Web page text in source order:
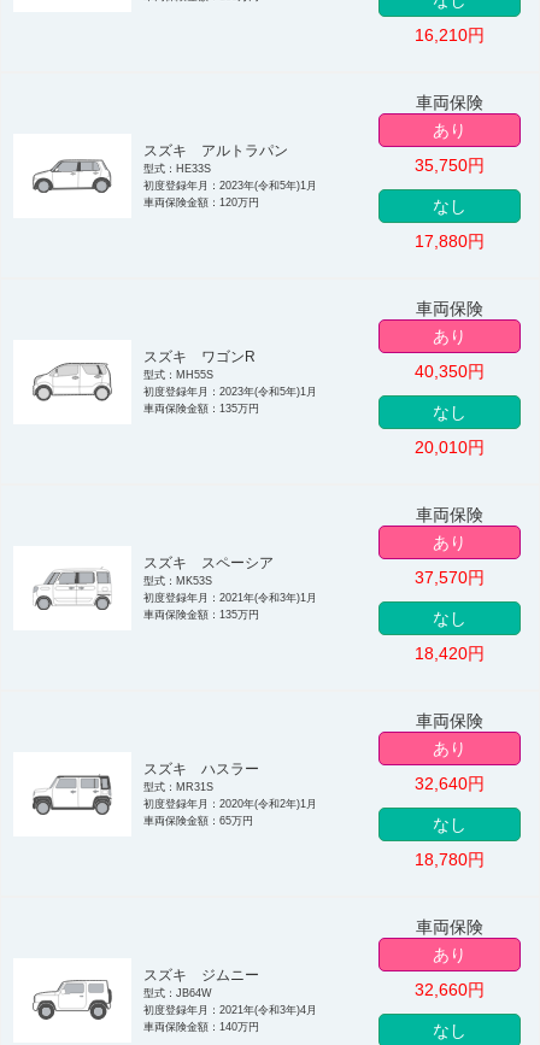
16,210円
スズキ アルトラパン
型式：HE33S
初度登録年月：2023年(令和5年)1月
車両保険金額：120万円
車両保険
あり
35,750円
なし
17,880円
スズキ ワゴンR
型式：MH55S
初度登録年月：2023年(令和5年)1月
車両保険金額：135万円
車両保険
あり
40,350円
なし
20,010円
スズキ スペーシア
型式：MK53S
初度登録年月：2021年(令和3年)1月
車両保険金額：135万円
車両保険
あり
37,570円
なし
18,420円
スズキ ハスラー
型式：MR31S
初度登録年月：2020年(令和2年)1月
車両保険金額：65万円
車両保険
あり
32,640円
なし
18,780円
スズキ ジムニー
型式：JB64W
初度登録年月：2021年(令和3年)4月
車両保険金額：140万円
車両保険
あり
32,660円
なし